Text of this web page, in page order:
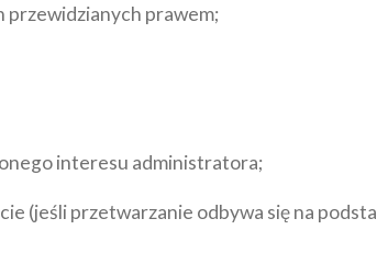
przewidzianych prawem;
interesu administratora;
(jeśli przetwarzanie odbywa się na